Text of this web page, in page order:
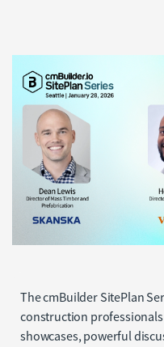
SitePlan
The cmBuilder SitePlan
construction
showcases, powerful